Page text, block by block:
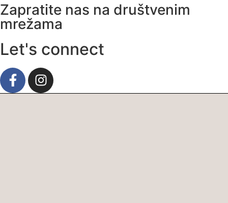
Zapratite nas na društvenim
mrežama
Let's connect